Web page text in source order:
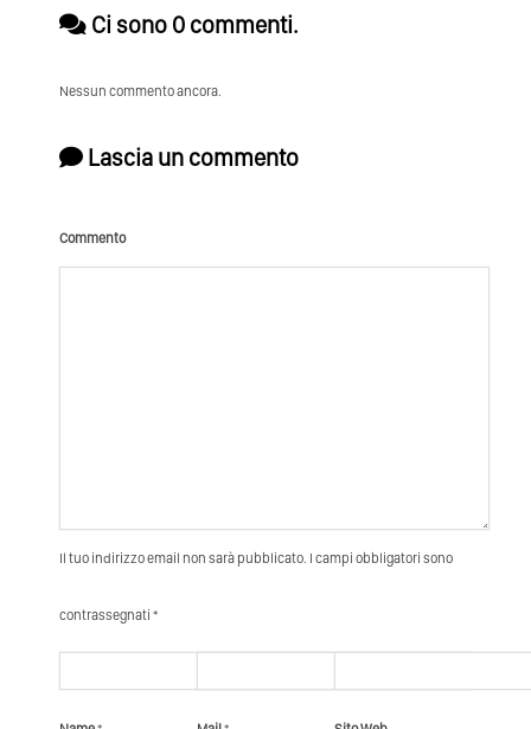
Ci sono 0 commenti.
Nessun commento ancora.
Lascia un commento
Commento
Il tuo indirizzo email non sarà pubblicato. I campi obbligatori sono
contrassegnati *